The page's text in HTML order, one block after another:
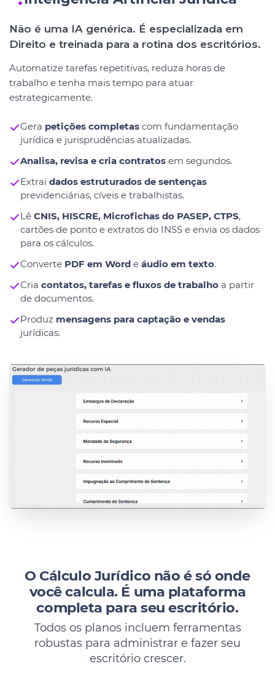
Não é uma IA genérica. É especializada em
Direito e treinada para a rotina dos escritórios.
Automatize tarefas repetitivas, reduza horas de
trabalho e tenha mais tempo para atuar
estrategicamente.
Gera petições completascom fundamentação
jurídica e jurisprudências atualizadas.
Analisa, revisa e cria contratosem segundos.
Extrai dados estruturados de sentenças
previdenciárias, cíveis e trabalhistas.
Lê CNIS, HISCRE, Microfichas do PASEP, CTPS,
cartões de ponto e extratos do INSS e envia os dados
para os cálculos.
Converte PDF em Worde áudio em texto.
Cria contatos, tarefas e fluxos de trabalhoa partir
de documentos.
Produz mensagens para captação e vendas
jurídicas.
O Cálculo Jurídico não é só onde
você calcula. É uma plataforma
completa para seu escritório.
Todos os planos incluem ferramentas
robustas para administrar e fazer seu
escritório crescer.